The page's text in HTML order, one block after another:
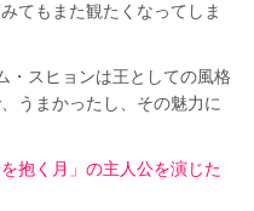
てもまた観たくなってしま
・スヒョンは王としての風格
うまかったし、その魅力に
抱く月 」の主人公を演じた